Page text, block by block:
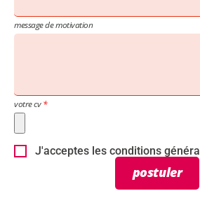
message de motivation
votre cv
J'acceptes les conditions
postuler